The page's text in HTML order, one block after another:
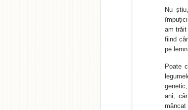
Nu
am trăit
fiind
pe
Poate
ani,